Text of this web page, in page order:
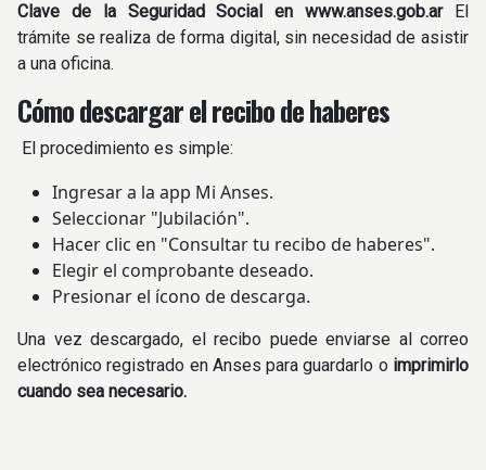
Clave de la Seguridad Social en www.anses.gob.arEl
trámite se realiza de forma digital, sin necesidad de asistir
a una oficina.
Cómo descargar el recibo de haberes
El procedimiento es simple:
Ingresar a la app Mi Anses.
Seleccionar "Jubilación".
Hacer clic en "Consultar tu recibo de haberes".
Elegir el comprobante deseado.
Presionar el ícono de descarga.
Una vez descargado, el recibo puede enviarse al correo
electrónico registrado en Anses para guardarlo oimprimirlo
cuando sea necesario.